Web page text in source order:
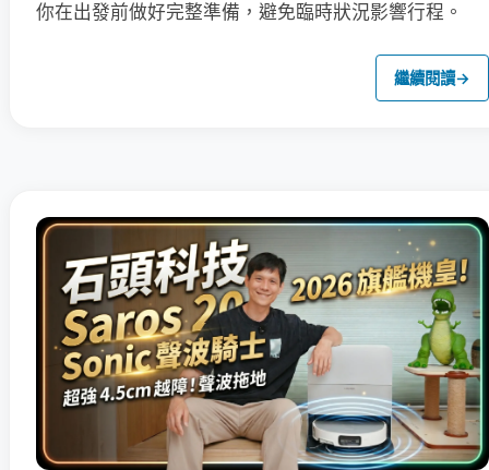
你在出發前做好完整準備，避免臨時狀況影響行程。
繼續閱讀→